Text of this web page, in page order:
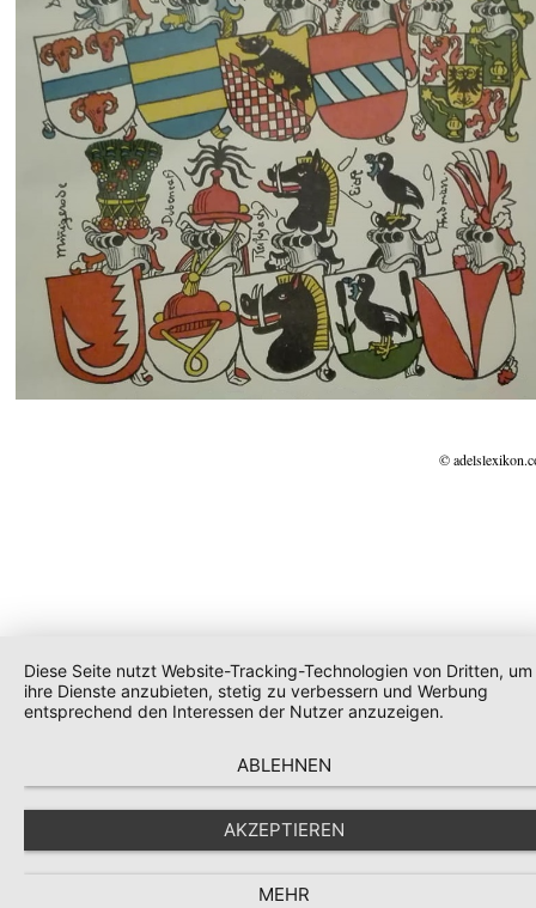
©
Diese Seite nutzt Website-Tracking-Technologien von Dritten, um
ihre Dienste anzubieten, stetig zu verbessern und Werbung
entsprechend den Interessen der Nutzer anzuzeigen.
ABLEHNEN
AKZEPTIEREN
MEHR